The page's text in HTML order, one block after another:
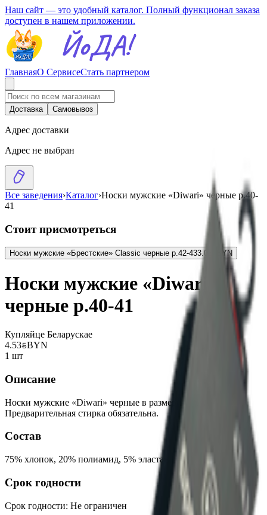
Наш сайт — это удобный каталог. Полный функционал заказа
доступен в нашем приложении.
ГлавнаяО СервисеСтать партнером
Доставка Самовывоз
Адрес доставки
Адрес не выбран
Все заведения›Каталог›Носки мужские «Diwari» черные р.40-
41
Стоит присмотреться
Носки мужские «Брестские» Classic черные р.42-433.05 BYN
Носки мужские «Diwari»
черные р.40-41
Купляйце Беларускае
4.53BYNBYN
1 шт
Описание
Носки мужские «Diwari» черные в размере 40-41.
Предварительная стирка обязательна.
Состав
75% хлопок, 20% полиамид, 5% эластан.
Срок годности
Срок годности: Не ограничен